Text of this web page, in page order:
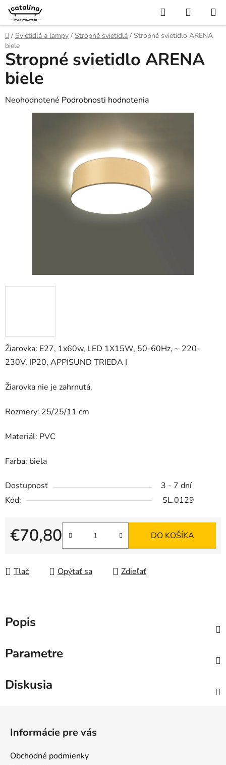
Prejsť
obsah
Hľadať
KOŠÍK
Domov
/ Svietidlá a lampy / Stropné svietidlá / Stropné svietidlo ARENA
biele
Žiarovka: E27, 1x60w, LED 1X15W, 50-60Hz, ~ 220-
230V, IP20, APPISUND TRIEDA I
Žiarovka nie je zahrnutá.
Rozmery: 25/25/11 cm
Materiál: PVC
Farba: biela
Dostupnosť
3 - 7 dní
Kód:
SL.0129
€70,80
Jednotková cena:
DO KOŠÍKA
Tlač Opýtať sa Zdieľať
Stropné svietidlo ARENA
biele
Priemerné
hodnotenie
Neohodnotené Podrobnosti hodnotenia
Popis
Parametre
Diskusia
Informácie pre vás
Obchodné podmienky